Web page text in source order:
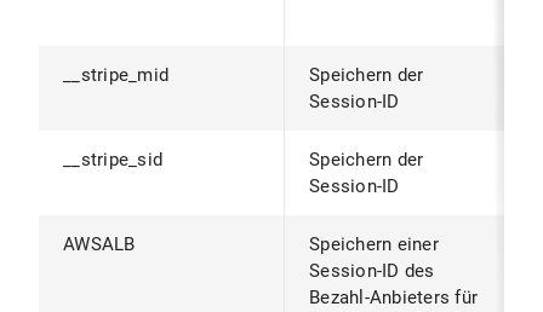
__stripe_mid
Speichern der
Session-ID
__stripe_sid
Speichern der
Session-ID
AWSALB
Speichern einer
Session-ID des
Bezahl-Anbieters für